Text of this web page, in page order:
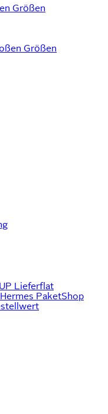
Größen
Größen
Lieferflat
PaketShop